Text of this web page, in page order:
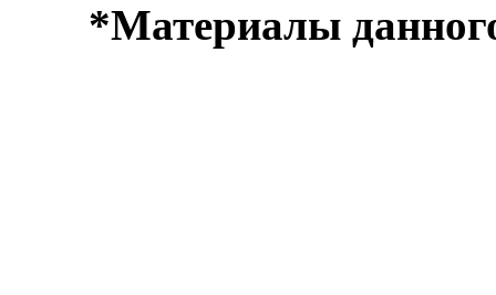
*Материалы